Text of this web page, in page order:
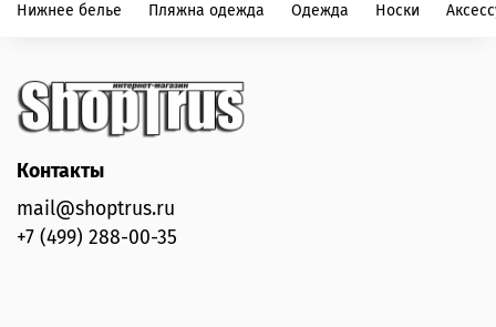
Нижнее белье Пляжна одежда Одежда Носки
Контакты
mail@shoptrus.ru
+7 (499) 288-00-35